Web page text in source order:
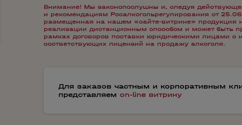
Внимание! Мы законопослушны и, следуя
и рекомендациям Росалкогольрегулирования от
размещенная на нашем «сайте-витрине» продукция
реализации дистанционным способом и может быть
рамках договоров поставки юридическими лицами с
соответствующих лицензий на продажу алкоголя.
Для заказов частным и корпоративным
представляем on-line витрину